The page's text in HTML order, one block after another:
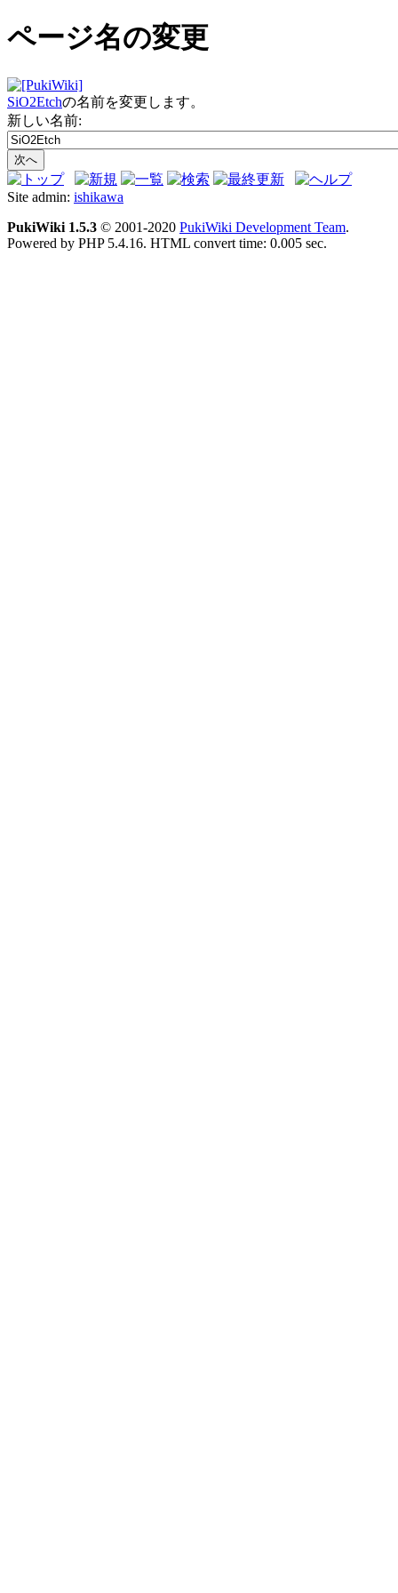
ページ名の変更
SiO2Etchの名前を変更します。
新しい名前:
Site admin: ishikawa
PukiWiki 1.5.3 © 2001-2020 PukiWiki Development Team.
Powered by PHP 5.4.16. HTML convert time: 0.005 sec.